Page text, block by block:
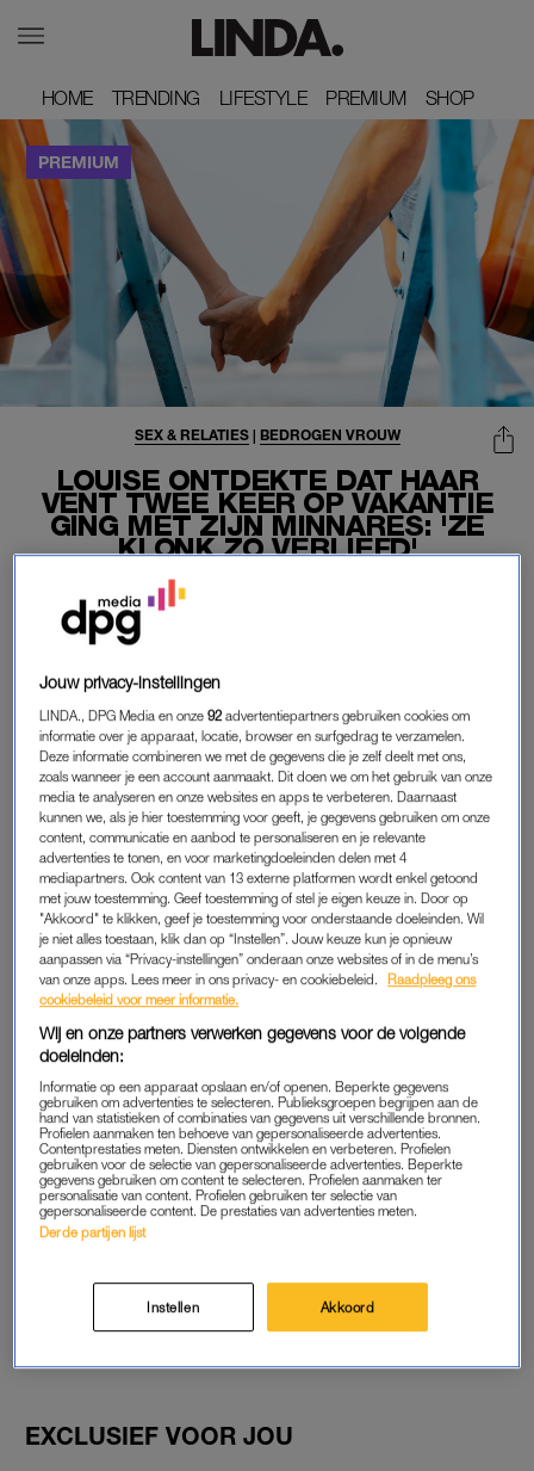
HOME
HOME TRENDING
TRENDING LIFESTYLE
LIFESTYLE PREMIUM
PREMIUM SHOP
SHOP
LOUISE ONTDEKTE DAT HAAR
VENT TWEE KEER OP VAKANTIE
GING MET ZIJN MINNARES: 'ZE
KLONK ZÓ VERLIEFD'
SEX & RELATIES| BEDROGEN VROUW
31-01-2026
LEES VERDER MET
PREMIUM
Krijg onbeperkt toegang tot alle
artikelen
Lees LINDA.magazine online
Geniet van te gekke winacties en
lekkere puzzels
Maandelijks opzegbaar
START GRATIS MAAND
Daarna €5,95 per maand
Al abonnee? Log in
GOED ARTIKEL? DELEN MAAR.
EXCLUSIEF VOOR JOU
Jouw privacy-instellingen
LINDA., DPG Media en onze92 advertentiepartners gebruiken cookies om
informatie over je apparaat, locatie, browser en surfgedrag te verzamelen.
Deze informatie combineren we met de gegevens die je zelf deelt met ons,
zoals wanneer je een account aanmaakt. Dit doen we om het gebruik van onze
media te analyseren en onze websites en apps te verbeteren. Daarnaast
kunnen we, als je hier toestemming voor geeft, je gegevens gebruiken om onze
content, communicatie en aanbod te personaliseren en je relevante
advertenties te tonen, en voor marketingdoeleinden delen met 4
mediapartners. Ook content van 13 externe platformen wordt enkel getoond
met jouw toestemming. Geef toestemming of stel je eigen keuze in. Door op
"Akkoord" te klikken, geef je toestemming voor onderstaande doeleinden. Wil
je niet alles toestaan, klik dan op “Instellen”. Jouw keuze kun je opnieuw
aanpassen via “Privacy-instellingen” onderaan onze websites of in de menu’s
van onze apps. Lees meer in ons privacy- en cookiebeleid.
Raadpleeg ons
cookiebeleid voor meer informatie.
Wij en onze partners verwerken gegevens voor de volgende
doeleinden:
Informatie op een apparaat opslaan en/of openen. Beperkte gegevens
gebruiken om advertenties te selecteren. Publieksgroepen begrijpen aan de
hand van statistieken of combinaties van gegevens uit verschillende bronnen.
Profielen aanmaken ten behoeve van gepersonaliseerde advertenties.
Contentprestaties meten. Diensten ontwikkelen en verbeteren. Profielen
gebruiken voor de selectie van gepersonaliseerde advertenties. Beperkte
gegevens gebruiken om content te selecteren. Profielen aanmaken ter
personalisatie van content. Profielen gebruiken ter selectie van
gepersonaliseerde content. De prestaties van advertenties meten.
Derde partijen lijst
Instellen Akkoord